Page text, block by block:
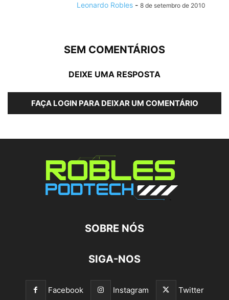
Leonardo Robles - 8 de setembro de 2010
SEM COMENTÁRIOS
DEIXE UMA RESPOSTA
FAÇA LOGIN PARA DEIXAR UM COMENTÁRIO
SOBRE NÓS
SIGA-NOS
Facebook Instagram Twitter